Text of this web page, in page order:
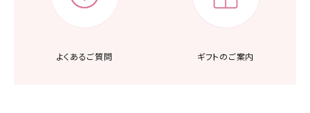
よくあるご質問 ギフトのご案内